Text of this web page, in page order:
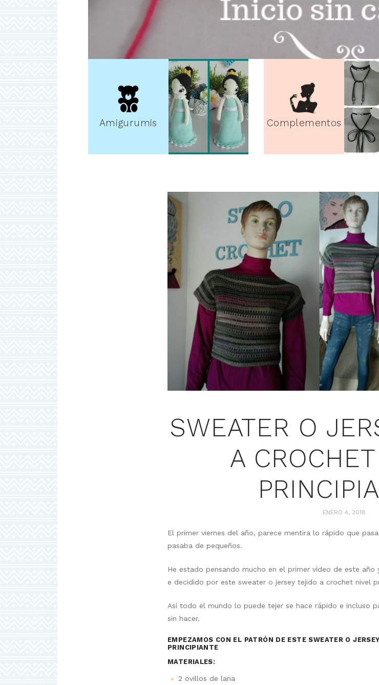
Amigurumis Complementos
SWEATER O
A
ENERO 4, 2018
El primer viernes del año, parece mentira lo rápido que
pasaba de pequeños.
He estado pensando mucho en el primer vídeo de este
e decidido por este sweater o jersey tejido a crochet nivel
Así todo el mundo lo puede tejer se hace rápido e incluso
sin hacer.
EMPEZAMOS CON EL PATRÓN DE ESTE SWEATER O
PRINCIPIANTE
MATERIALES:
2 ovillos de lana